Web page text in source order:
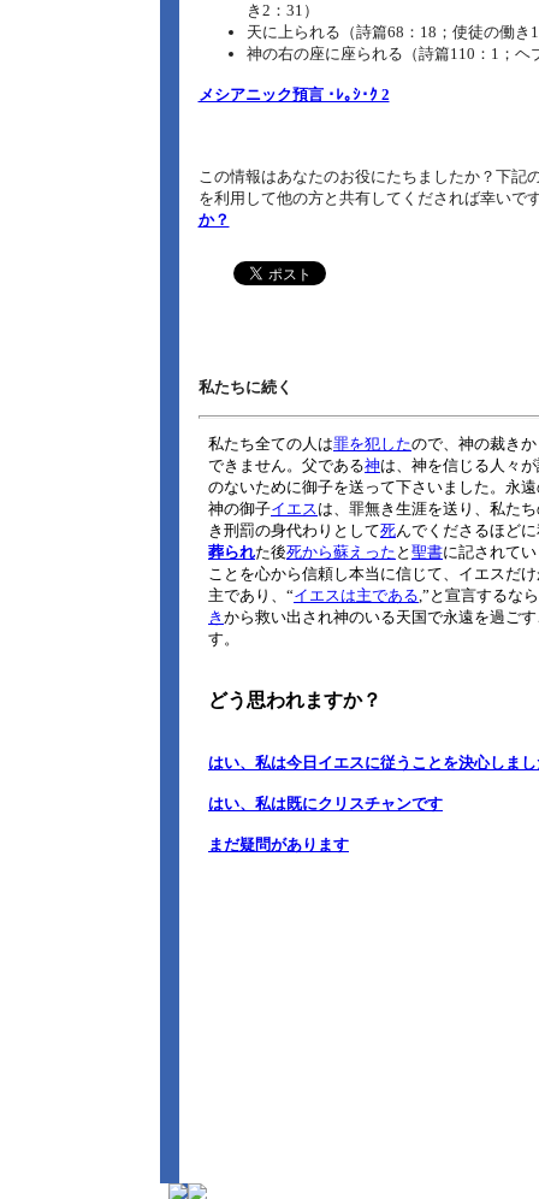
き2：31）
天に上られる（詩篇68：18；使徒の働き
神の右の座に座られる（詩篇110：1；ヘ
メシアニック預言 ･ﾚ｡ｼ･ｸ 2
この情報はあなたのお役にたちましたか？下記
を利用して他の方と共有してくだされば幸いで
か？
私たちに続く